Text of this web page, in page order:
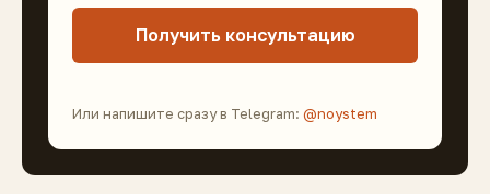
Получить консультацию
Или напишите сразу в Telegram: @noystem